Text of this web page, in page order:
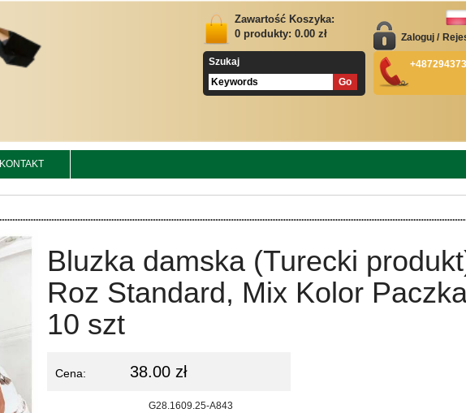
Zawartość Koszyka:
0 produkty: 0.00 zł
Szukaj
Zaloguj /
KONTAKT
Bluzka damska (Turecki
Roz Standard, Mix Kolor
10 szt
Cena: 38.00 zł
G28.1609.25-A843